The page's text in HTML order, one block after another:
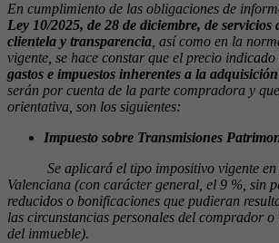
En cumplimiento de las obligaciones de
Ley 10/2025, de 28 de diciembre, de servicios
clientela y transparencia , así como en la
vigente, se hace constar que el precio indicado
gastos e impuestos inherentes a la
serán por cuenta de la parte compradora y
orientativa, son los siguientes:
Impuesto sobre Transmisiones
Se aplicará el tipo impositivo vigente en
Valenciana (con carácter general, el 9 %, sin
reducidos o bonificaciones que pudieran
las circunstancias personales del comprador
del inmueble).